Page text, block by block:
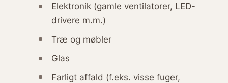
Elektronik (gamle ventilatorer, LED-
drivere m.m.)
Træ og møbler
Glas
Farligt affald (f.eks. visse fuger,